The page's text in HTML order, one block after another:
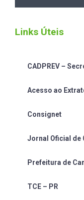
Links Úteis
CADPREV –
Acesso ao
Consignet
Jornal Oficial de
Prefeitura de
TCE – PR